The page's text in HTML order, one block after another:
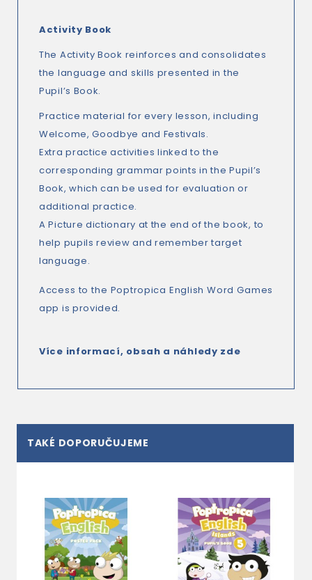
Activity Book
The Activity Book reinforces and consolidates
the language and skills presented in the
Pupil’s Book.
Practice material for every lesson, including
Welcome, Goodbye and Festivals.
Extra practice activities linked to the
corresponding grammar points in the Pupil’s
Book, which can be used for evaluation or
additional practice.
A Picture dictionary at the end of the book, to
help pupils review and remember target
language.
Access to the Poptropica English Word Games
app is provided.
Více informací, obsah a náhledy zde
TAKÉ DOPORUČUJEME